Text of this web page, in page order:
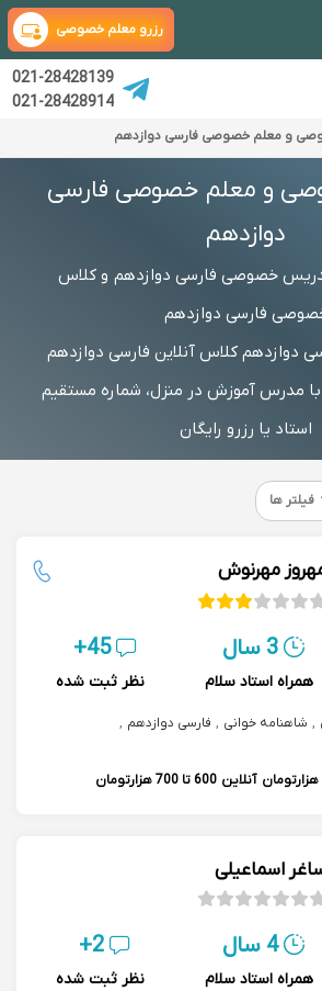
رزرو معلم خصوصی
021-28428139
021-28428914
و معلم خصوصی فارسی دوازدهم
و معلم خصوصی فارسی
دوازدهم
خصوصی فارسی دوازدهم و کلاس
فارسی دوازدهم
دوازدهم کلاس آنلاین فارسی دوازدهم
مدرس آموزش در منزل، شماره مستقیم
استاد یا رزرو رایگان
فیلتر ها
مهرنوش
3 سال
همراه استاد سلام
45+
نظر ثبت شده
, شاهنامه خوانی , فارسی دوازدهم ,
آنلاین 600 تا 700 هزارتومان
اسماعیلی
4 سال
همراه استاد سلام
2+
نظر ثبت شده